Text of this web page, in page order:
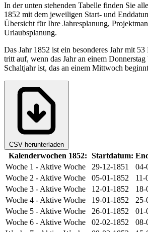
In der unten stehenden Tabelle finden Sie
1852 mit dem jeweiligen Start- und
Übersicht für Ihre Jahresplanung,
Urlaubsplanung.
Das Jahr 1852 ist ein besonderes Jahr mit
tritt auf, wenn das Jahr an einem
Schaltjahr ist, das an einem Mittwoch
CSV herunterladen
Kalenderwochen 1852: Startdatum:
Woche 1 - Aktive Woche 29-12-1851
04-
Woche 2 - Aktive Woche 05-01-1852
11-
Woche 3 - Aktive Woche 12-01-1852
18-
Woche 4 - Aktive Woche 19-01-1852
25-
Woche 5 - Aktive Woche 26-01-1852
01-
Woche 6 - Aktive Woche 02-02-1852
08-